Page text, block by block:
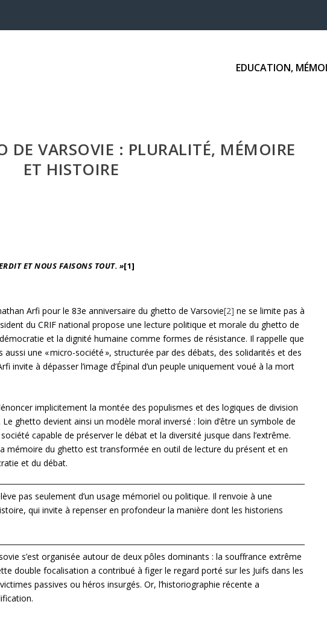
EDUCATION,
DE VARSOVIE : PLURALITÉ, MÉMOIRE
ET HISTOIRE
ET NOUS FAISONS TOUT. »[1]
Arfi pour le 83e anniversaire du ghetto de Varsovie[2] ne se limite pas à
du CRIF national propose une lecture politique et morale du ghetto de
et la dignité humaine comme formes de résistance. Il rappelle que
une « micro-société », structurée par des débats, des solidarités et des
invite à dépasser l’image d’Épinal d’un peuple uniquement voué à la mort
implicitement la montée des populismes et des logiques de division
ghetto devient ainsi un modèle moral inversé : loin d’être un symbole de
capable de préserver le débat et la diversité jusque dans l’extrême.
mémoire du ghetto est transformée en outil de lecture du présent et en
et du débat.
pas seulement d’un usage mémoriel ou politique. Il renvoie à une
qui invite à repenser en profondeur la manière dont les historiens
s’est organisée autour de deux pôles dominants : la souffrance extrême
double focalisation a contribué à figer le regard porté sur les Juifs dans les
passives ou héros insurgés. Or, l’historiographie récente a